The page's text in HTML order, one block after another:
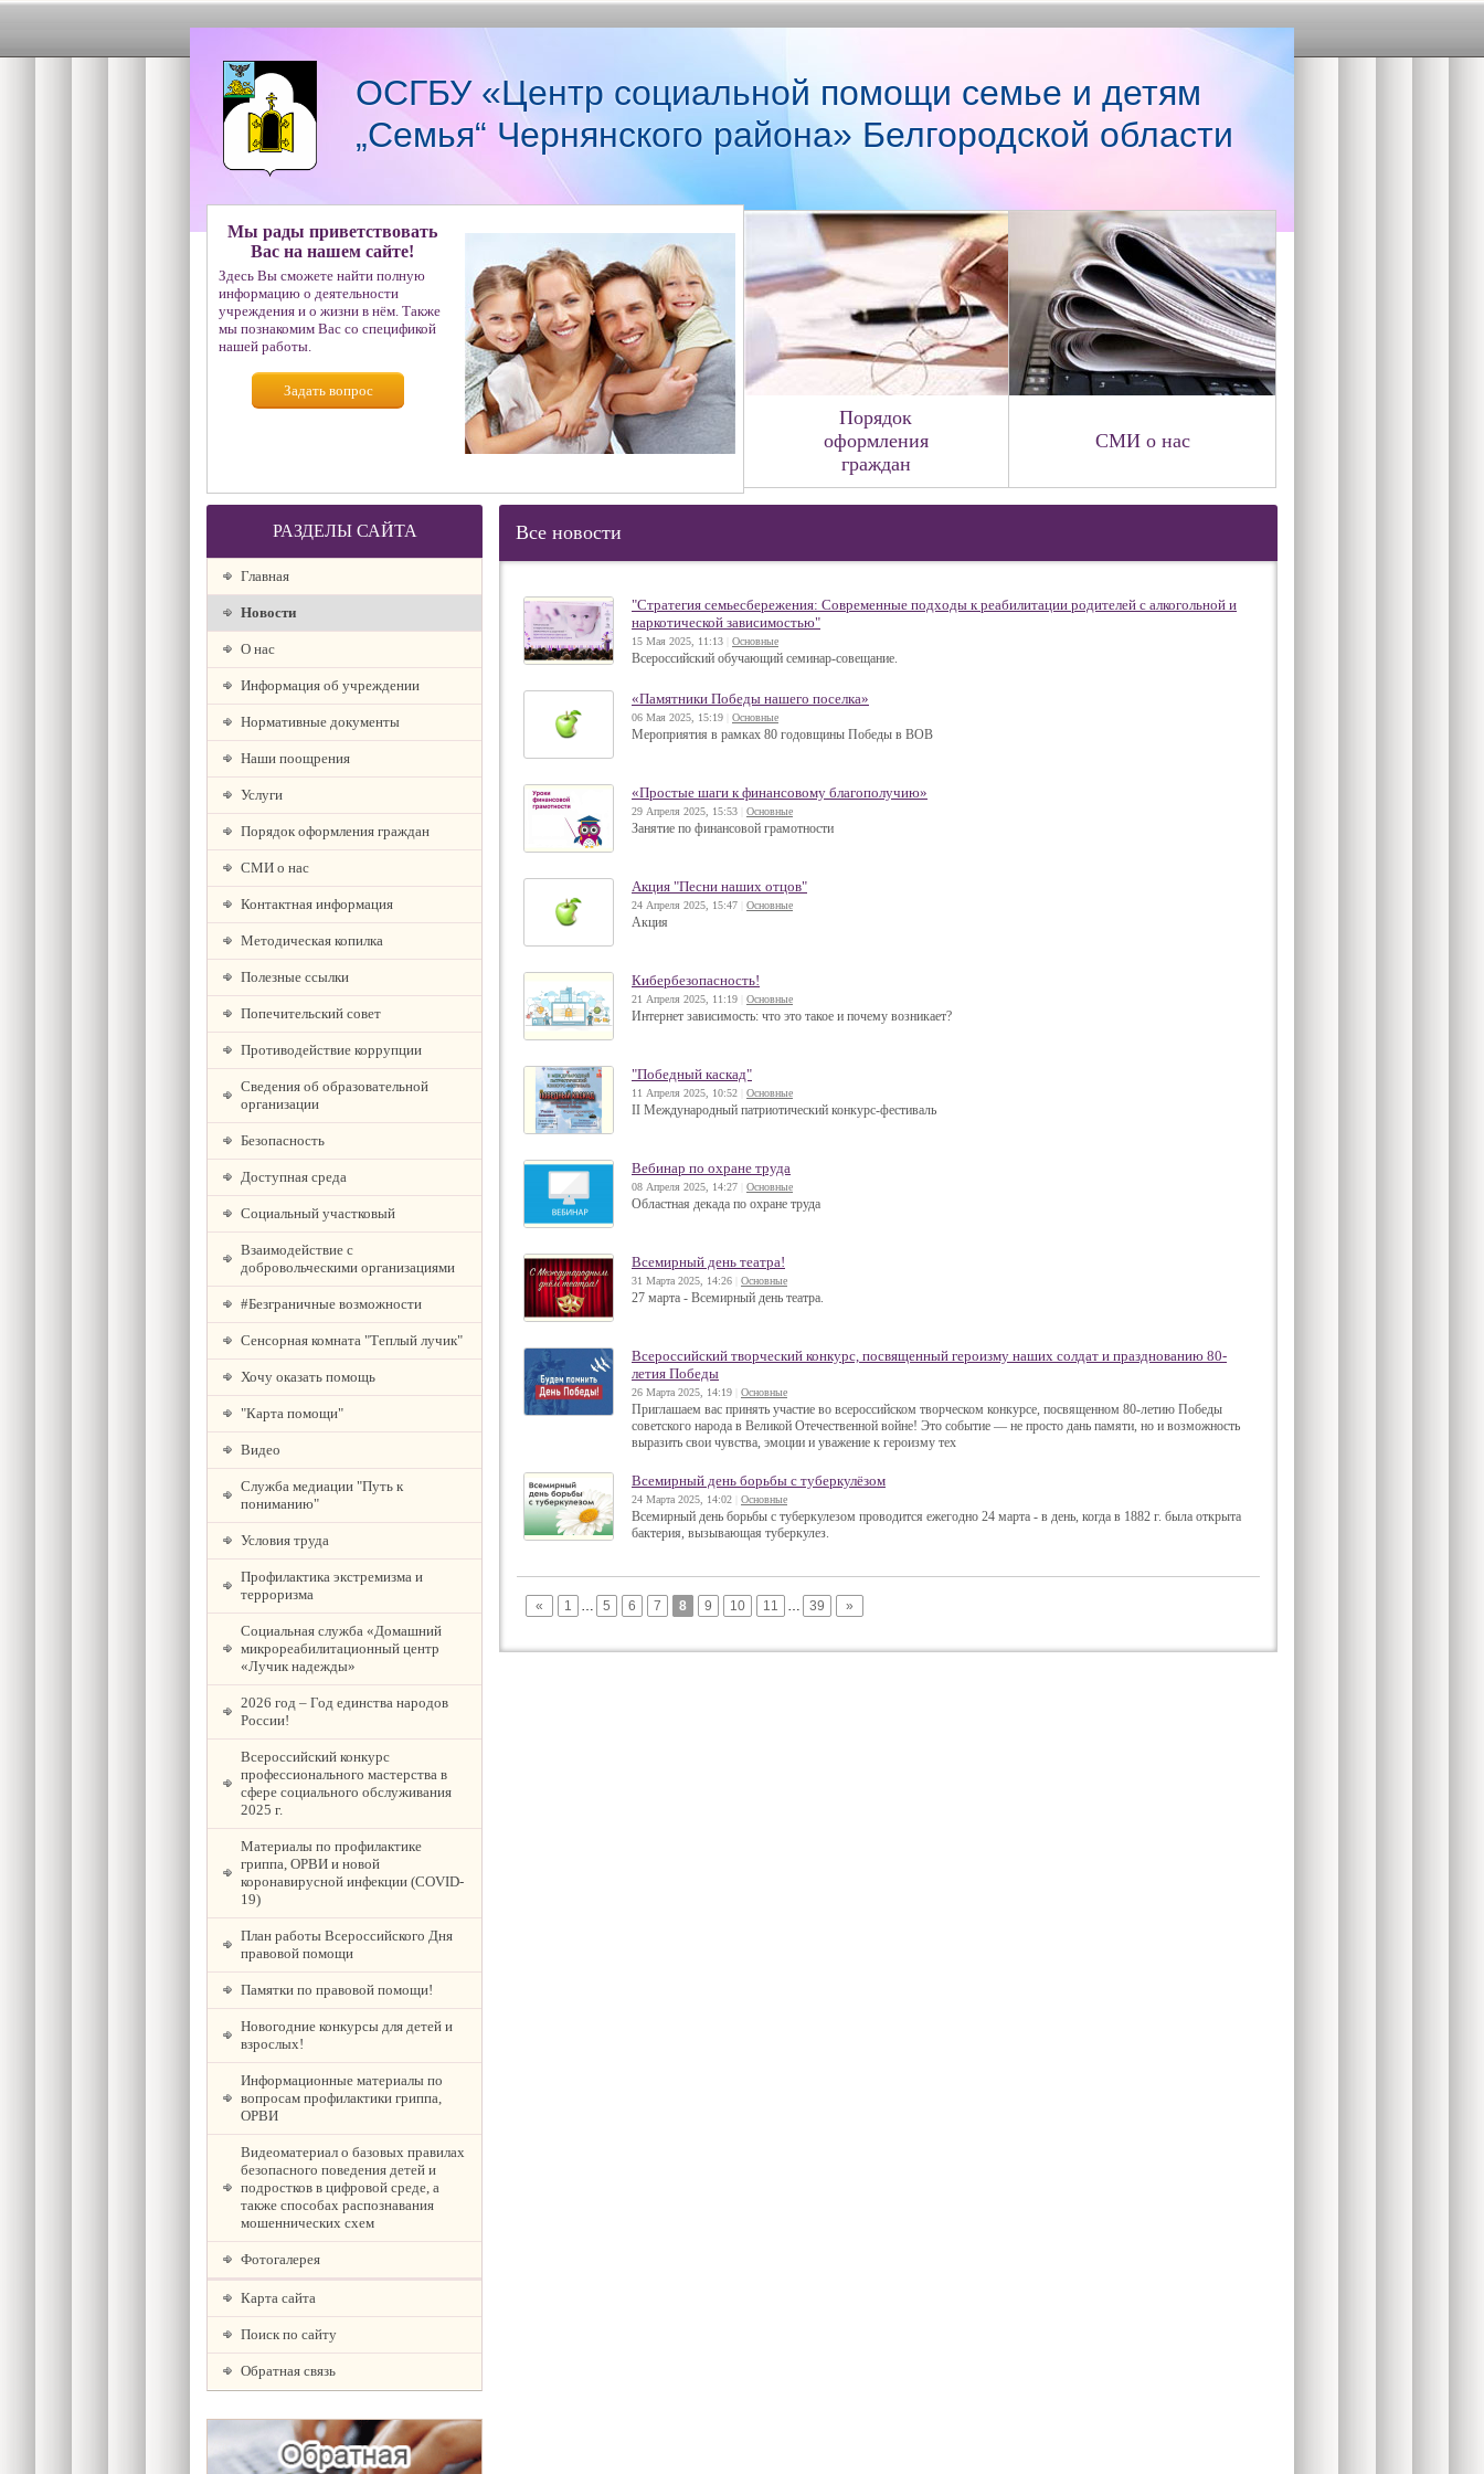
ОСГБУ «Центр социальной помощи семье и детям
„Семья“ Чернянского района» Белгородской области
Мы рады приветствовать
Вас на нашем сайте!
Здесь Вы сможете найти полную
информацию о деятельности
учреждения и о жизни в нём. Также
мы познакомим Вас со спецификой
нашей работы.
Задать вопрос
Порядок
оформления
граждан
СМИ о нас
РАЗДЕЛЫ САЙТА
Главная
Новости
О наc
Информация об учреждении
Нормативные документы
Наши поощрения
Услуги
Порядок оформления граждан
СМИ о нас
Контактная информация
Методическая копилка
Полезные ссылки
Попечительский совет
Противодействие коррупции
Сведения об образовательной
организации
Безопасность
Доступная среда
Социальный участковый
Взаимодействие с
добровольческими организациями
#Безграничные возможности
Сенсорная комната "Теплый лучик"
Хочу оказать помощь
"Карта помощи"
Видео
Служба медиации "Путь к
пониманию"
Условия труда
Профилактика экстремизма и
терроризма
Социальная служба «Домашний
микрореабилитационный центр
«Лучик надежды»
2026 год – Год единства народов
России!
Всероссийский конкурс
профессионального мастерства в
сфере социального обслуживания
2025 г.
Материалы по профилактике
гриппа, ОРВИ и новой
коронавирусной инфекции (COVID-
19)
План работы Всероссийского Дня
правовой помощи
Памятки по правовой помощи!
Новогодние конкурсы для детей и
взрослых!
Информационные материалы по
вопросам профилактики гриппа,
ОРВИ
Видеоматериал о базовых правилах
безопасного поведения детей и
подростков в цифровой среде, а
также способах распознавания
мошеннических схем
Фотогалерея
Карта сайта
Поиск по сайту
Обратная связь
Все новости
"Стратегия семьесбережения: Современные подходы к реабилитации родителей с алкогольной и
наркотической зависимостью"
15 Мая 2025, 11:13 Основные
Всероссийский обучающий семинар-совещание.
«Памятники Победы нашего поселка»
06 Мая 2025, 15:19 Основные
Мероприятия в рамках 80 годовщины Победы в ВОВ
«Простые шаги к финансовому благополучию»
29 Апреля 2025, 15:53 Основные
Занятие по финансовой грамотности
Акция "Песни наших отцов"
24 Апреля 2025, 15:47 Основные
Акция
Кибербезопасность!
21 Апреля 2025, 11:19 Основные
Интернет зависимость: что это такое и почему возникает?
"Победный каскад"
11 Апреля 2025, 10:52 Основные
II Международный патриотический конкурс-фестиваль
Вебинар по охране труда
08 Апреля 2025, 14:27 Основные
Областная декада по охране труда
Всемирный день театра!
31 Марта 2025, 14:26 Основные
27 марта - Всемирный день театра.
Всероссийский творческий конкурс, посвященный героизму наших солдат и празднованию 80-
летия Победы
26 Марта 2025, 14:19 Основные
Приглашаем вас принять участие во всероссийском творческом конкурсе, посвященном 80-летию Победы
советского народа в Великой Отечественной войне! Это событие — не просто дань памяти, но и возможность
выразить свои чувства, эмоции и уважение к героизму тех
Всемирный день борьбы с туберкулёзом
24 Марта 2025, 14:02 Основные
Всемирный день борьбы с туберкулезом проводится ежегодно 24 марта - в день, когда в 1882 г. была открыта
бактерия, вызывающая туберкулез.
« 1 … 5 6 7 8 9 10 11 … 39 »